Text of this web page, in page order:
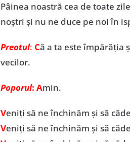
Pâinea noastră cea de toate
noștri și nu ne duce pe noi în
Preotul: Că a ta este împărăția
vecilor.
Poporul: Amin.
Veniți să ne închinăm și să
Veniți să ne închinăm și să